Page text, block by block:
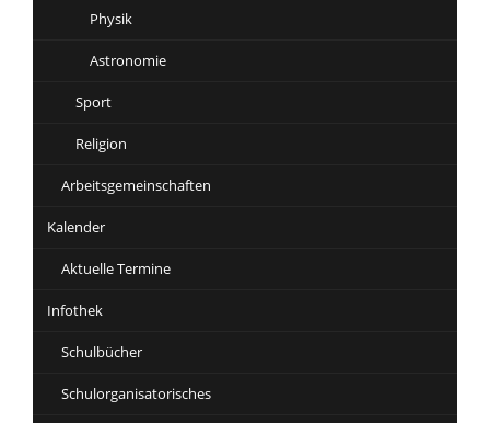
Physik
Astronomie
Sport
Religion
Arbeitsgemeinschaften
Kalender
Aktuelle Termine
Infothek
Schulbücher
Schulorganisatorisches